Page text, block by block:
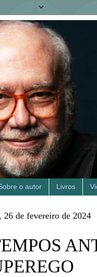
o autor Livros
26 de fevereiro de 2024